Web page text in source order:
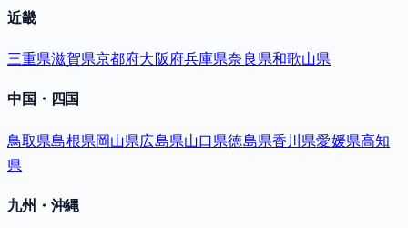
近畿
三重県滋賀県京都府大阪府兵庫県奈良県和歌山県
中国・四国
鳥取県島根県岡山県広島県山口県徳島県香川県愛媛県高知
県
九州・沖縄